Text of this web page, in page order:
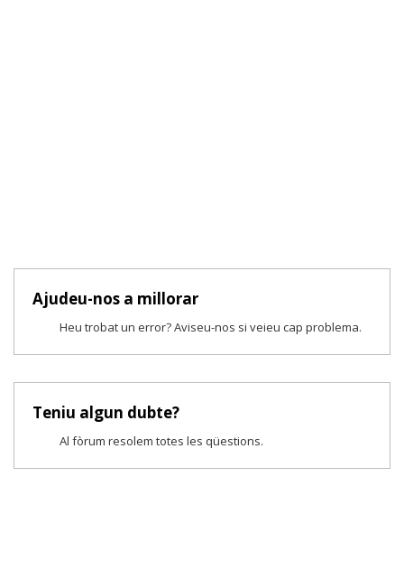
Ajudeu-nos a millorar
Heu trobat un error? Aviseu-nos si veieu cap problema.
Teniu algun dubte?
Al fòrum resolem totes les qüestions.